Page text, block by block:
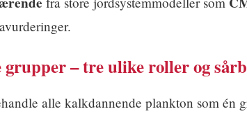
grupper – tre ulike roller og
alle kalkdannende plankton som én